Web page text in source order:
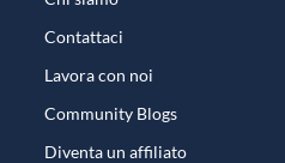
Contattaci
Lavora con noi
Community Blogs
Diventa un affiliato